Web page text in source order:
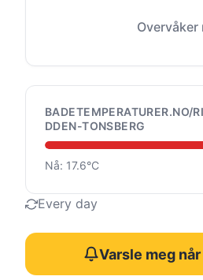
Overvåker
BADETEMPERATURER.NO/
DDEN-TONSBERG
Nå: 17.6°C
Every day
Varsle meg